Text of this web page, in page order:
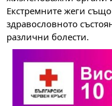
Екстремните жеги
здравословното
различни болести.